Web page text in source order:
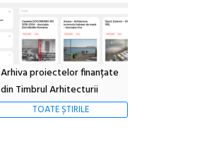
Arhiva proiectelor finanțate
din Timbrul Arhitecturii
TOATE ȘTIRILE